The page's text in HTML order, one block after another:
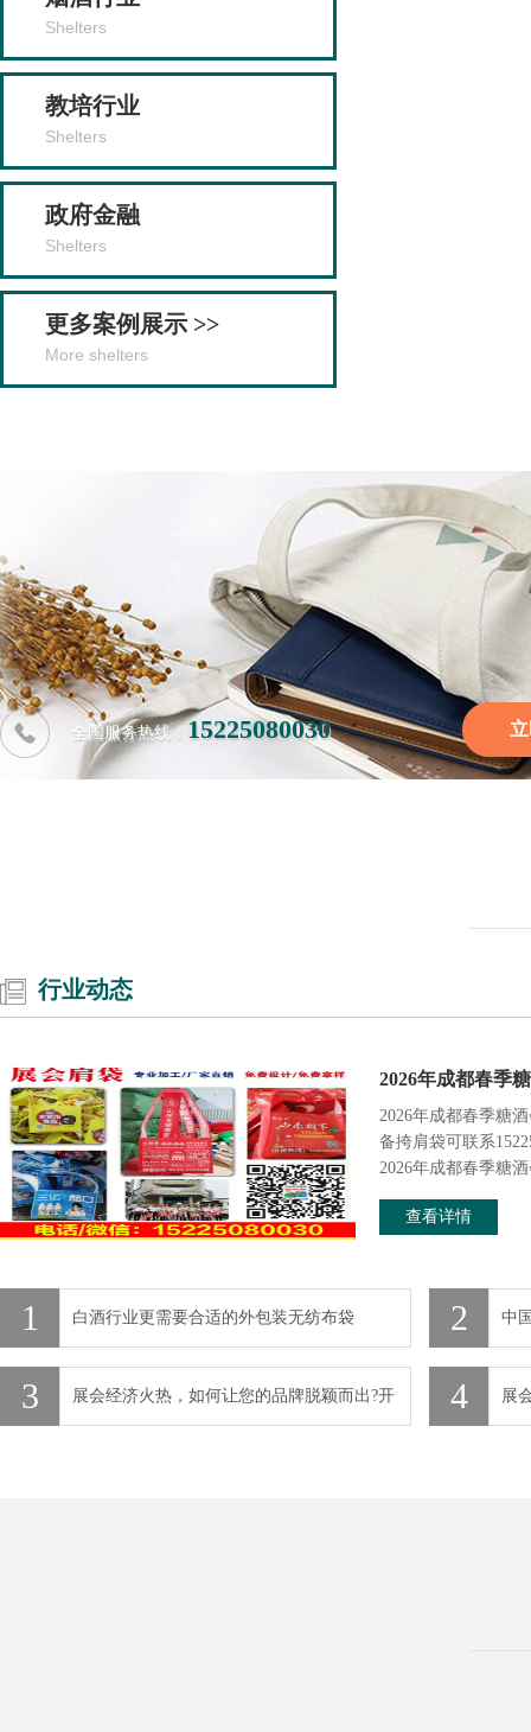
Shelters
教培行业
Shelters
政府金融
Shelters
更多案例展示 >>
More shelters
全国服务热线： 15225080030
行业动态
2026年成都春季
2026年成都春季糖
备挎肩袋可联系
2026年成都春季糖
查看详情
1 白酒行业更需要合适的外包装无纺布袋 2 中
3 展会经济火热，如何让您的品牌脱颖而出?开 4 展